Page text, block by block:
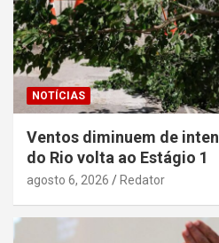
NOTÍCIAS
Ventos diminuem de
do Rio volta ao Estágio 1
agosto 6, 2026 Redator